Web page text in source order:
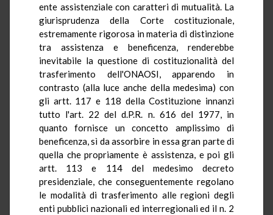
ente assistenziale con caratteri di mutualità. La
giurisprudenza della Corte costituzionale,
estremamente rigorosa in materia di distinzione
tra assistenza e beneficenza, renderebbe
inevitabile la questione di costituzionalità del
trasferimento dell'ONAOSI, apparendo in
contrasto (alla luce anche della medesima) con
gli artt. 117 e 118 della Costituzione innanzi
tutto l'art. 22 del d.P.R. n. 616 del 1977, in
quanto fornisce un concetto amplissimo di
beneficenza, sì da assorbire in essa gran parte di
quella che propriamente è assistenza, e poi gli
artt. 113 e 114 del medesimo decreto
presidenziale, che conseguentemente regolano
le modalità di trasferimento alle regioni degli
enti pubblici nazionali ed interregionali ed il n. 2